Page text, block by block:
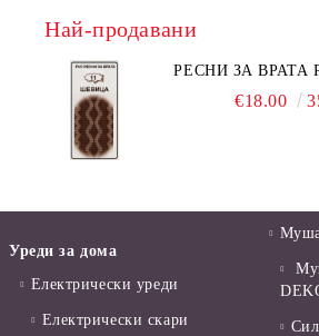
Най-продавани
РЕСНИ ЗА ВРАТА
€18.00
Уреди за дома
Електрически уреди
Електрически скари